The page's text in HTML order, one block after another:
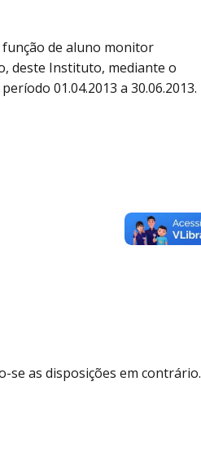
função de aluno monitor
deste Instituto, mediante o
01.04.2013 a 30.06.2013.
se as disposições em contrário.